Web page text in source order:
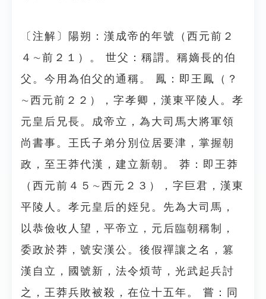
〔注解〕陽朔：漢成帝的年號（西元前２
４∼前２１）。 世父：稱謂。稱嫡長的伯
父。今用為伯父的通稱。 鳳：即王鳳（？
∼西元前２２），字孝卿，漢東平陵人。孝
元皇后兄長。成帝立，為大司馬大將軍領
尚書事。王氏子弟分別位居要津，掌握朝
政，至王莽代漢，建立新朝。 莽：即王莽
（西元前４５∼西元２３），字巨君，漢東
平陵人。孝元皇后的姪兒。先為大司馬，
以恭儉收人望，平帝立，元后臨朝稱制，
委政於莽，號安漢公。後假禪讓之名，篡
漢自立，國號新，法令煩苛，光武起兵討
之，王莽兵敗被殺，在位十五年。 嘗：同